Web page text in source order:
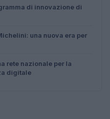
di innovazione di
una nuova era per
rete nazionale per la
digitale